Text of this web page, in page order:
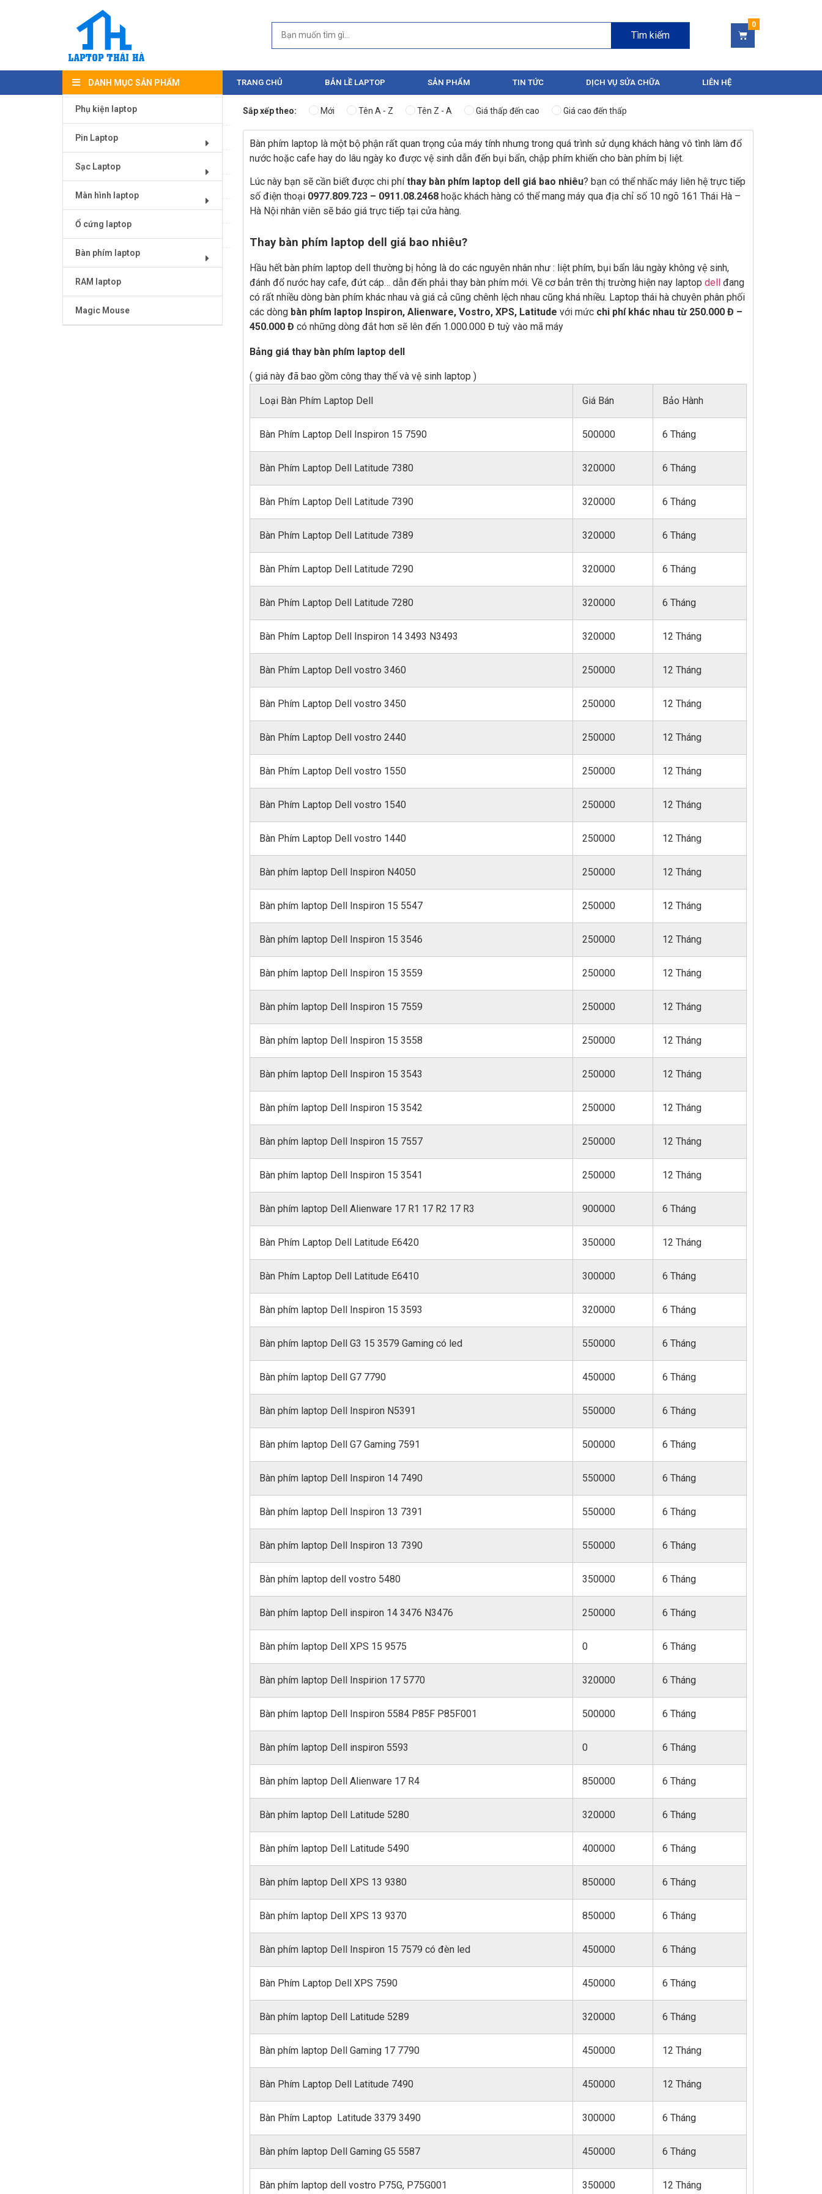
Tìm kiếm
DANH MỤC SẢN PHẨM
Phụ kiện laptop
Pin Laptop
Sạc Laptop
Màn hình laptop
Ổ cứng laptop
Bàn phím laptop
RAM laptop
Magic Mouse
TRANG CHỦ BẢN LỀ LAPTOP SẢN PHẨM TIN TỨC DỊCH VỤ SỬA CHỮA LIÊN HỆ
Bàn phím laptop
Magic Mouse
Màn hình laptop
Pin Laptop
Sạc Laptop
Sắp xếp theo: Mới Tên A - Z Tên Z - A Giá thấp đến cao Giá cao đến thấp
Bàn phím laptop là một bộ phận rất quan trọng của máy tính nhưng trong quá trình sử dụng khách hàng vô tình làm đổ
nước hoặc cafe hay do lâu ngày ko được vệ sinh dẫn đến bụi bẩn, chập phím khiến cho bàn phím bị liệt.
Lúc này bạn sẽ cần biết được chi phíthay bàn phím laptop dell giá bao nhiêu? bạn có thể nhấc máy liên hệ trực tiếp
số điện thoại 0977.809.723 – 0911.08.2468 hoặc khách hàng có thể mang máy qua địa chỉ số 10 ngõ 161 Thái Hà –
Hà Nội nhân viên sẽ báo giá trực tiếp tại cửa hàng.
Thay bàn phím laptop dell giá bao nhiêu?
Hầu hết bàn phím laptop dell thường bị hỏng là do các nguyên nhân như : liệt phím, bụi bẩn lâu ngày không vệ sinh,
đánh đổ nước hay cafe, đứt cáp… dẫn đến phải thay bàn phím mới. Về cơ bản trên thị trường hiện nay laptop dell đang
có rất nhiều dòng bàn phím khác nhau và giá cả cũng chênh lệch nhau cũng khá nhiều. Laptop thái hà chuyên phân phối
các dòng bàn phím laptop Inspiron, Alienware, Vostro, XPS, Latitude với mức chi phí khác nhau từ 250.000 Đ –
450.000 Đ có những dòng đắt hơn sẽ lên đến 1.000.000 Đ tuỳ vào mã máy
Bảng giá thay bàn phím laptop dell
( giá này đã bao gồm công thay thế và vệ sinh laptop )
Loại Bàn Phím Laptop Dell Giá Bán Bảo Hành
Bàn Phím Laptop Dell Inspiron 15 7590 500000 6 Tháng
Bàn Phím Laptop Dell Latitude 7380 320000 6 Tháng
Bàn Phím Laptop Dell Latitude 7390 320000 6 Tháng
Bàn Phím Laptop Dell Latitude 7389 320000 6 Tháng
Bàn Phím Laptop Dell Latitude 7290 320000 6 Tháng
Bàn Phím Laptop Dell Latitude 7280 320000 6 Tháng
Bàn Phím Laptop Dell Inspiron 14 3493 N3493 320000 12 Tháng
Bàn Phím Laptop Dell vostro 3460 250000 12 Tháng
Bàn Phím Laptop Dell vostro 3450 250000 12 Tháng
Bàn Phím Laptop Dell vostro 2440 250000 12 Tháng
Bàn Phím Laptop Dell vostro 1550 250000 12 Tháng
Bàn Phím Laptop Dell vostro 1540 250000 12 Tháng
Bàn Phím Laptop Dell vostro 1440 250000 12 Tháng
Bàn phím laptop Dell Inspiron N4050 250000 12 Tháng
Bàn phím laptop Dell Inspiron 15 5547 250000 12 Tháng
Bàn phím laptop Dell Inspiron 15 3546 250000 12 Tháng
Bàn phím laptop Dell Inspiron 15 3559 250000 12 Tháng
Bàn phím laptop Dell Inspiron 15 7559 250000 12 Tháng
Bàn phím laptop Dell Inspiron 15 3558 250000 12 Tháng
Bàn phím laptop Dell Inspiron 15 3543 250000 12 Tháng
Bàn phím laptop Dell Inspiron 15 3542 250000 12 Tháng
Bàn phím laptop Dell Inspiron 15 7557 250000 12 Tháng
Bàn phím laptop Dell Inspiron 15 3541 250000 12 Tháng
Bàn phím laptop Dell Alienware 17 R1 17 R2 17 R3 900000 6 Tháng
Bàn Phím Laptop Dell Latitude E6420 350000 12 Tháng
Bàn Phím Laptop Dell Latitude E6410 300000 6 Tháng
Bàn phím laptop Dell Inspiron 15 3593 320000 6 Tháng
Bàn phím laptop Dell G3 15 3579 Gaming có led 550000 6 Tháng
Bàn phím laptop Dell G7 7790 450000 6 Tháng
Bàn phím laptop Dell Inspiron N5391 550000 6 Tháng
Bàn phím laptop Dell G7 Gaming 7591 500000 6 Tháng
Bàn phím laptop Dell Inspiron 14 7490 550000 6 Tháng
Bàn phím laptop Dell Inspiron 13 7391 550000 6 Tháng
Bàn phím laptop Dell Inspiron 13 7390 550000 6 Tháng
Bàn phím laptop dell vostro 5480 350000 6 Tháng
Bàn phím laptop Dell inspiron 14 3476 N3476 250000 6 Tháng
Bàn phím laptop Dell XPS 15 9575 0 6 Tháng
Bàn phím laptop Dell Inspirion 17 5770 320000 6 Tháng
Bàn phím laptop Dell Inspiron 5584 P85F P85F001 500000 6 Tháng
Bàn phím laptop Dell inspiron 5593 0 6 Tháng
Bàn phím laptop Dell Alienware 17 R4 850000 6 Tháng
Bàn phím laptop Dell Latitude 5280 320000 6 Tháng
Bàn phím laptop Dell Latitude 5490 400000 6 Tháng
Bàn phím laptop Dell XPS 13 9380 850000 6 Tháng
Bàn phím laptop Dell XPS 13 9370 850000 6 Tháng
Bàn phím laptop Dell Inspiron 15 7579 có đèn led 450000 6 Tháng
Bàn Phím Laptop Dell XPS 7590 450000 6 Tháng
Bàn phím laptop Dell Latitude 5289 320000 6 Tháng
Bàn phím laptop Dell Gaming 17 7790 450000 12 Tháng
Bàn Phím Laptop Dell Latitude 7490 450000 12 Tháng
Bàn Phím Laptop Latitude 3379 3490 300000 6 Tháng
Bàn phím laptop Dell Gaming G5 5587 450000 6 Tháng
Bàn phím laptop dell vostro P75G, P75G001 350000 12 Tháng